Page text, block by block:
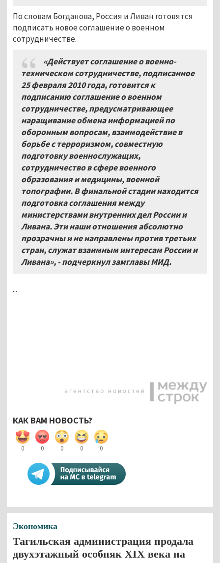
По словам Богданова, Россия и Ливан готовятся
подписать новое соглашение о военном
сотрудничестве.
«Действует соглашение о военно-
техническом сотрудничестве, подписанное
25 февраля 2010 года, готовится к
подписанию соглашение о военном
сотрудничестве, предусматривающее
наращивание обмена информацией по
оборонным вопросам, взаимодействие в
борьбе с терроризмом, совместную
подготовку военнослужащих,
сотрудничество в сфере военного
образования и медицины, военной
топографии. В финальной стадии находится
подготовка соглашения между
министерствами внутренних дел России и
Ливана. Эти наши отношения абсолютно
прозрачны и не направлены против третьих
стран, служат взаимным интересам России и
Ливана», - подчеркнул замглавы МИД.
...
КАК ВАМ НОВОСТЬ?
0 0 0 0 0
Экономика
Тагильская администрация продала
двухэтажный особняк XIX века на